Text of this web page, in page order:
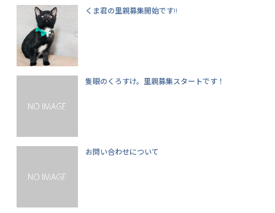
くま君の里親募集開始です!!
隻眼のくろすけ。里親募集スタートです！
お問い合わせについて